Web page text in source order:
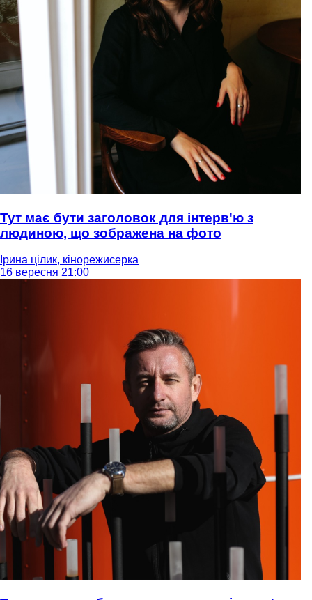
Тут має бути заголовок для інтерв'ю з
людиною, що зображена на фото
Ірина цілик, кінорежисерка
16 вересня 21:00